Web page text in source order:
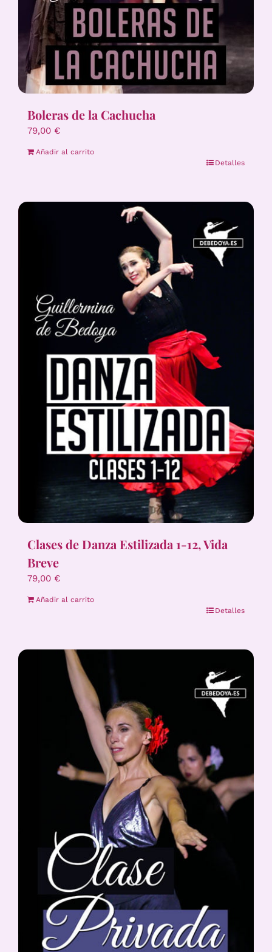
Boleras de la Cachucha
79,00 €
Añadir al carrito
Detalles
Clases de Danza Estilizada 1-12, Vida
Breve
79,00 €
Añadir al carrito
Detalles